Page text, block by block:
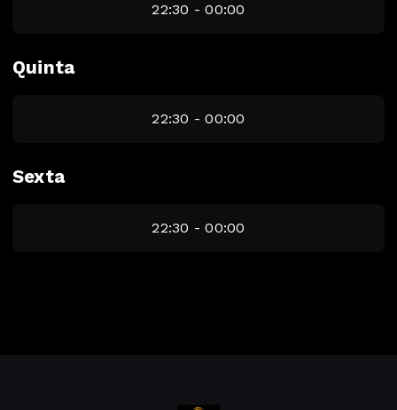
22:30 - 00:00
Quinta
22:30 - 00:00
Sexta
22:30 - 00:00